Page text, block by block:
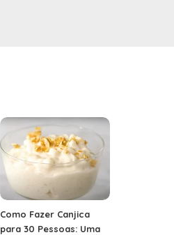
Como Fazer Canjica
para 30 Pessoas: Uma